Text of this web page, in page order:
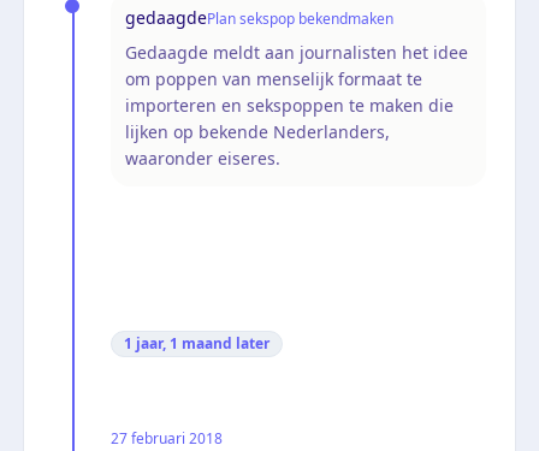
gedaagdePlan sekspop bekendmaken
Gedaagde meldt aan journalisten het idee
om poppen van menselijk formaat te
importeren en sekspoppen te maken die
lijken op bekende Nederlanders,
waaronder eiseres.
1 jaar, 1 maand later
27 februari 2018